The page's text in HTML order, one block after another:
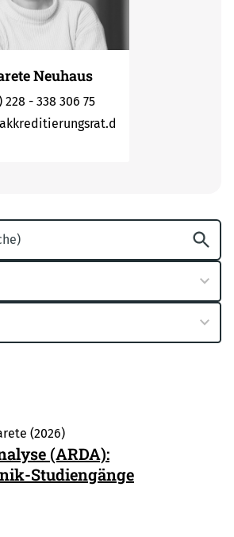
Neuhaus
228 - 338 306 75
(2026)
(ARDA):
Studiengänge